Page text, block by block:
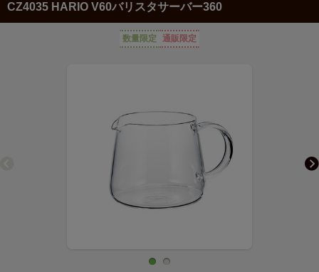
CZ4035 HARIO V60バリスタサーバー360
数量限定 通販限定